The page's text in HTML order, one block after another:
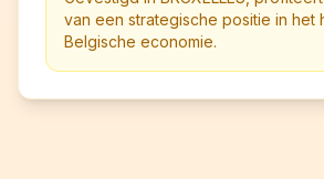
van een strategische positie in het
Belgische economie.